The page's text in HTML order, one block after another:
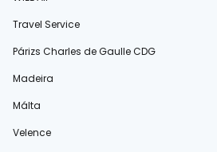
Travel Service
Párizs Charles de Gaulle CDG
Madeira
Málta
Velence